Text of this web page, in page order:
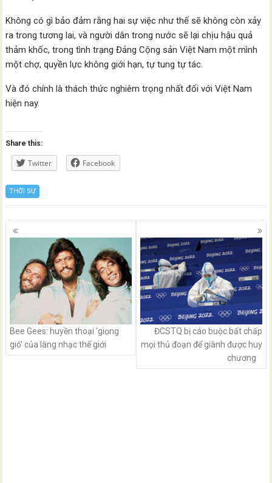
Không có gì bảo đảm rằng hai sự việc như thế sẽ không còn xảy
ra trong tương lai, và người dân trong nước sẽ lại chịu hậu quả
thảm khốc, trong tình trạng Đảng Cộng sản Việt Nam một mình
một chợ, quyền lực không giới hạn, tự tung tự tác.
Và đó chính là thách thức nghiêm trọng nhất đối với Việt Nam
hiện nay.
Share this:
Twitter Facebook
THỜI SỰ
Posts
navigation
Bee Gees: huyền thoại ‘giọng
gió’ của làng nhạc thế giới
ĐCSTQ bị cáo buộc bất chấp
mọi thủ đoạn để giành được huy
chương